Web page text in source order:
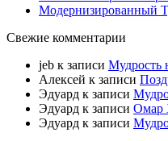
Модернизированный
Свежие комментарии
jeb к записи Мудрость
Алексей к записи
Эдуард к записи
Эдуард к записи Омар
Эдуард к записи